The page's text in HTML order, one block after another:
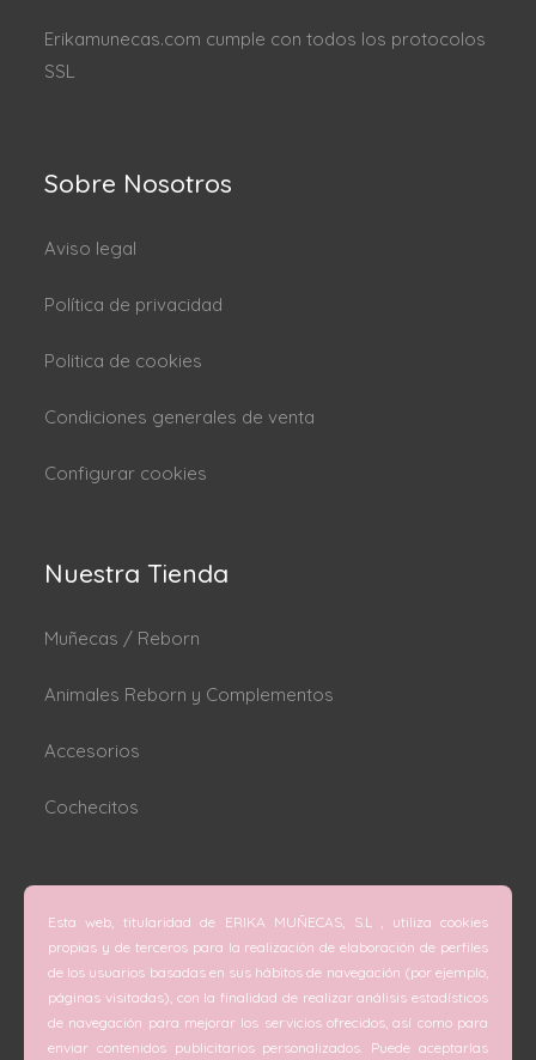
Erikamunecas.com cumple con todos los protocolos
SSL
Sobre Nosotros
Aviso legal
Política de privacidad
Politica de cookies
Condiciones generales de venta
Configurar cookies
Nuestra Tienda
Muñecas / Reborn
Animales Reborn y Complementos
Accesorios
Cochecitos
C/ San Vicente Mártir nº 74 (Valencia).
C/ Doctor Melis nº 6 (Grao de Gandía).
Teléfono
Esta web, titularidad de ERIKA MUÑECAS, S.L , utiliza cookies
propias y de terceros para la realización de elaboración de perfiles
de los usuarios basadas en sus hábitos de navegación (por ejemplo,
páginas visitadas), con la finalidad de realizar análisis estadísticos
de navegación para mejorar los servicios ofrecidos, así como para
enviar contenidos publicitarios personalizados. Puede aceptarlas